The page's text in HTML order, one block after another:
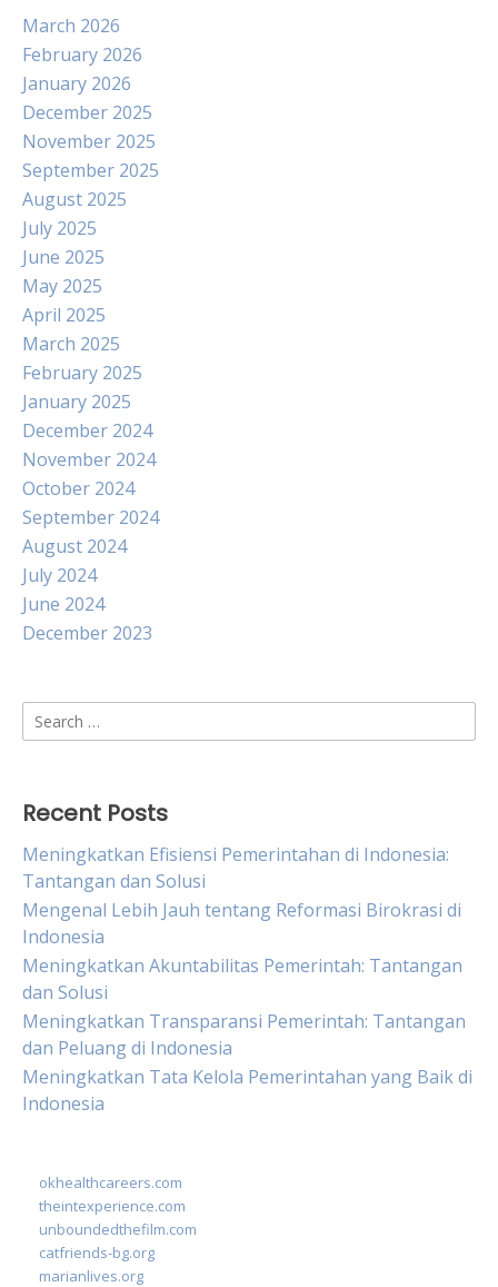
March 2026
February 2026
January 2026
December 2025
November 2025
September 2025
August 2025
July 2025
June 2025
May 2025
April 2025
March 2025
February 2025
January 2025
December 2024
November 2024
October 2024
September 2024
August 2024
July 2024
June 2024
December 2023
Search
for:
Recent Posts
Meningkatkan Efisiensi Pemerintahan di Indonesia:
Tantangan dan Solusi
Mengenal Lebih Jauh tentang Reformasi Birokrasi di
Indonesia
Meningkatkan Akuntabilitas Pemerintah: Tantangan
dan Solusi
Meningkatkan Transparansi Pemerintah: Tantangan
dan Peluang di Indonesia
Meningkatkan Tata Kelola Pemerintahan yang Baik di
Indonesia
okhealthcareers.com
theintexperience.com
unboundedthefilm.com
catfriends-bg.org
marianlives.org